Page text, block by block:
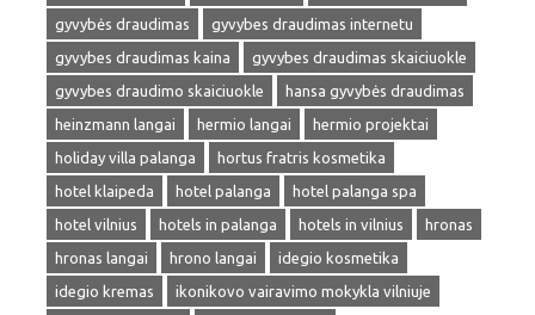
gyvybės draudimas
gyvybes draudimas internetu
gyvybes draudimas kaina
gyvybes draudimas skaiciuokle
gyvybes draudimo skaiciuokle
hansa gyvybės draudimas
heinzmann langai
hermio langai
hermio projektai
holiday villa palanga
hortus fratris kosmetika
hotel klaipeda
hotel palanga
hotel palanga spa
hotel vilnius
hotels in palanga hotels in vilnius
hronas
hronas langai
hrono langai
idegio kosmetika
idegio kremas
ikonikovo vairavimo mokykla vilniuje